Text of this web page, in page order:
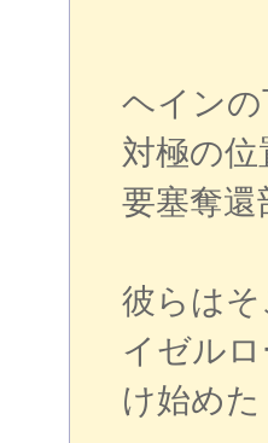
ヘイン
対極の
要塞奪
彼らは
イゼル
け始めた